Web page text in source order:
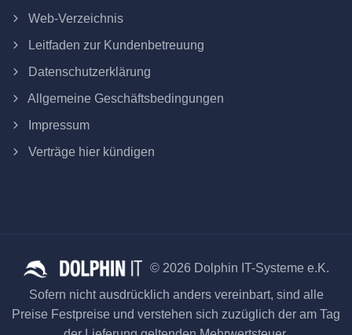
Web-Verzeichnis
Leitfaden zur Kundenbetreuung
Datenschutzerklärung
Allgemeine Geschäftsbedingungen
Impressum
Verträge hier kündigen
© 2026 Dolphin IT-Systeme e.K.
Sofern nicht ausdrücklich anders vereinbart, sind alle
Preise Festpreise und verstehen sich zuzüglich der am Tag